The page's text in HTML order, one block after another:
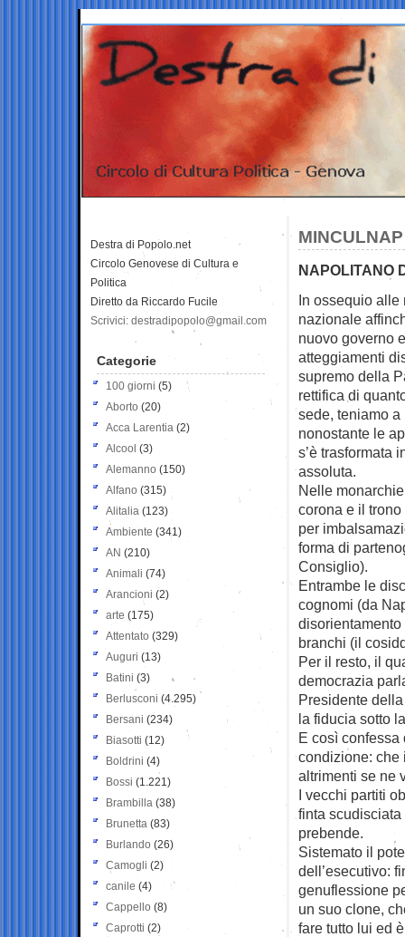
MINCULNAP
NAPOLITANO
In ossequio alle
nazionale
nuovo governo
atteggiamenti
supremo della
rettifica di
sede, teniamo
nonostante le
s’è trasformata
assoluta.
Nelle
corona e il
per
forma di
Consiglio).
Entrambe le
cognomi (da
branchi (il
Per il resto, il
democrazia
Presidente
la fiducia sotto
E così confessa
condizione: che
altrimenti se ne
I vecchi partiti
finta
prebende.
Sistemato il
dell’esecutivo:
genuflessione
un suo clone,
fare tutto lui ed
Destra di Popolo.net
Circolo Genovese di Cultura e
Politica
Diretto da Riccardo Fucile
Scrivici: destradipopolo@gmail.com
Categorie
100 giorni (5)
Aborto (20)
Acca Larentia (2)
Alcool (3)
Alemanno (150)
Alfano (315)
Alitalia (123)
Ambiente (341)
AN (210)
Animali (74)
Arancioni (2)
arte (175)
Attentato (329)
Auguri (13)
Batini (3)
Berlusconi (4.295)
Bersani (234)
Biasotti (12)
Boldrini (4)
Bossi (1.221)
Brambilla (38)
Brunetta (83)
Burlando (26)
Camogli (2)
canile (4)
Cappello (8)
Caprotti (2)